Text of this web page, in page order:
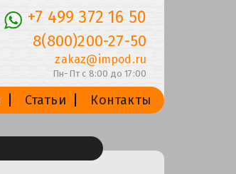
+7 499 372 16 50
8(800)200-27-50
zakaz@impod.ru
Пн-Пт с 8:00 до 17:00
Статьи Контакты